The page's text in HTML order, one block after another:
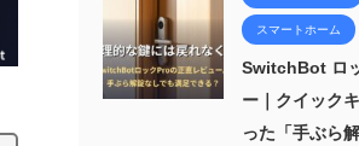
スマートホーム
SwitchBot ロ
ー｜クイック
った「手ぶら